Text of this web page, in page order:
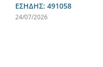
ΕΣΗΔΗΣ: 491058
24/07/2026